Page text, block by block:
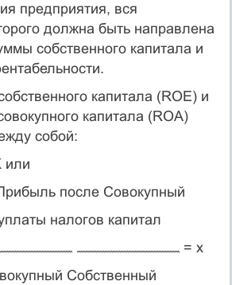
предпри­ятия, вся
должна быть направлена
собственного капитала и
ка­питала (ROE) и
капитала (ROA)
собой:
или
после Совокупный
налогов капитал
= х
Собственный